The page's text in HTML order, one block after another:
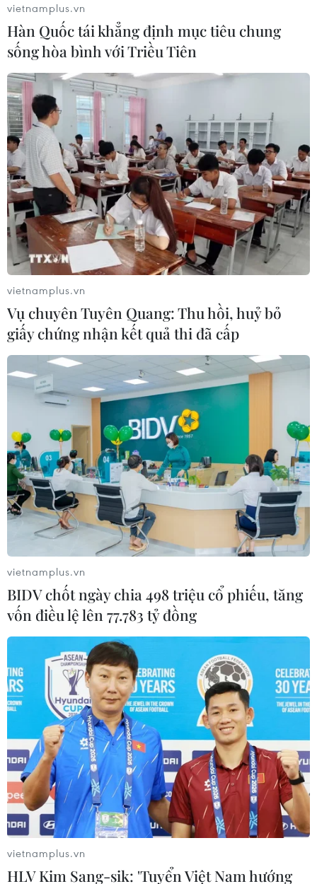
Doanh nghiệp Việt Nam và Argentina vẫn
còn nhiều dư địa hợp tác
26/04/2023 02:14
Argentina sẽ là cửa ngõ để hàng hóa Việt thâm nhập thị
trường Nam Mỹ trong khi Việt Nam sẽ luôn là cầu nối
vững chắc để Argentina vào thị trường ASEAN nói riêng
và châu Á-Thái Bình Dương nói chung.
Việt Nam-Argentina hướng tới cán cân
thương mại hài hòa và bền vững
26/04/2023 03:59
Thứ trưởng Ngoại giao Hà Kim Ngọc khẳng định Việt
Nam và Argentina nhất trí phối hợp xem xét tích cực mở
cửa thị trường cho hàng hóa mỗi nước hướng tới cán
cân thương mại hài hòa và bền vững.
Chủ tịch Quốc hội thăm và làm việc tại
vietnamplus.vn
Hàn Quốc tái khẳng định mục tiêu chung
sống hòa bình với Triều Tiên
vietnamplus.vn
Vụ chuyên Tuyên Quang: Thu hồi, huỷ bỏ
giấy chứng nhận kết quả thi đã cấp
vietnamplus.vn
BIDV chốt ngày chia 498 triệu cổ phiếu, tăng
vốn điều lệ lên 77.783 tỷ đồng
vietnamplus.vn
HLV Kim Sang-sik: 'Tuyển Việt Nam hướng